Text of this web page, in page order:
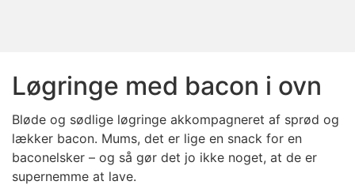
Løgringe med bacon i ovn
Bløde og sødlige løgringe akkompagneret af sprød og
lækker bacon. Mums, det er lige en snack for en
baconelsker – og så gør det jo ikke noget, at de er
supernemme at lave.